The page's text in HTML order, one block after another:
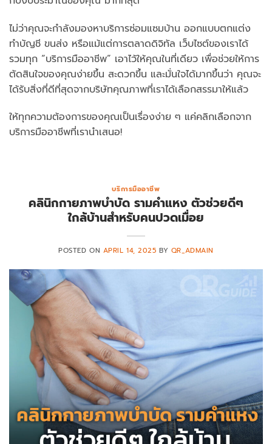
ไม่ว่าคุณจะกำลังมองหาบริการซ่อมแซมบ้าน ออกแบบตกแต่ง
ทำบัญชี ขนส่ง หรือแม้แต่การตลาดดิจิทัล เว็บไซต์ของเราได้
รวมทุก “บริการมืออาชีพ” เอาไว้ให้คุณในที่เดียว เพื่อช่วยให้การ
ตัดสินใจของคุณง่ายขึ้น สะดวกขึ้น และมั่นใจได้มากขึ้นว่า คุณจะ
ได้รับสิ่งที่ดีที่สุดจากบริษัทคุณภาพที่เราได้เลือกสรรมาให้แล้ว
ให้ทุกความต้องการของคุณเป็นเรื่องง่าย ๆ แค่คลิกเลือกจาก
บริการมืออาชีพที่เรานำเสนอ!
บริการมืออาชีพ
คลินิกกายภาพบำบัด รามคำแหง ตัวช่วยดีๆ
ใกล้บ้านสำหรับคนปวดเมื่อย
POSTED ON APRIL 14, 2025 BY QR_ADMAIN